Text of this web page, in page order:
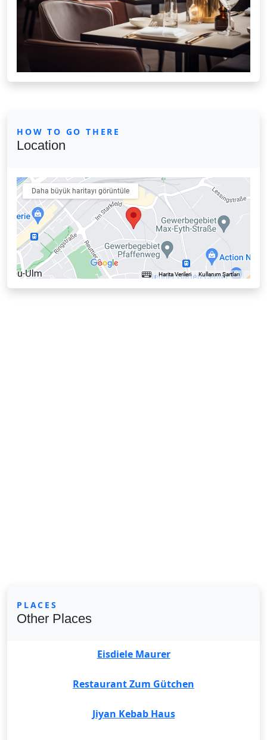
HOW TO GO THERE
Location
PLACES
Other Places
Eisdiele Maurer
Restaurant Zum Gütchen
Jiyan Kebab Haus